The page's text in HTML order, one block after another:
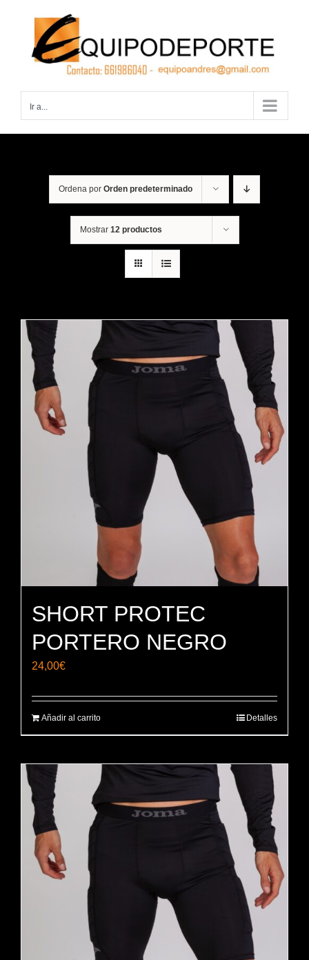
contenido
Ir a...
Ordena por Orden predeterminado
Mostrar 12 productos
SHORT PROTEC
PORTERO NEGRO
24,00€
Añadir al carrito Detalles